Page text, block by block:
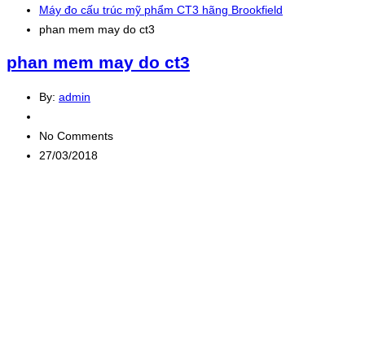
Máy đo cấu trúc mỹ phẩm CT3 hãng Brookfield
phan mem may do ct3
phan mem may do ct3
By: admin
No Comments
27/03/2018